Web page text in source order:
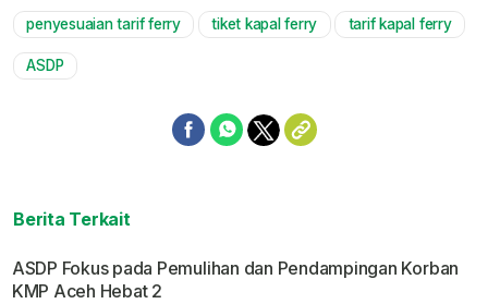
penyesuaian tarif ferry tiket kapal ferry tarif kapal ferry
ASDP
Berita Terkait
ASDP Fokus pada Pemulihan dan Pendampingan Korban
KMP Aceh Hebat 2